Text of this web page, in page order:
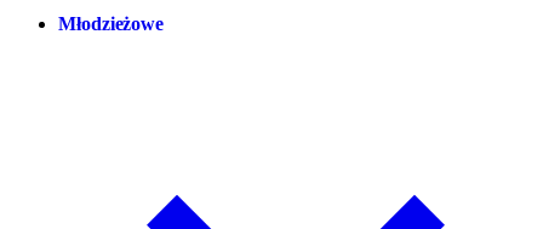
Młodzieżowe